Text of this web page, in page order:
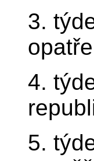
3.
4.
5.